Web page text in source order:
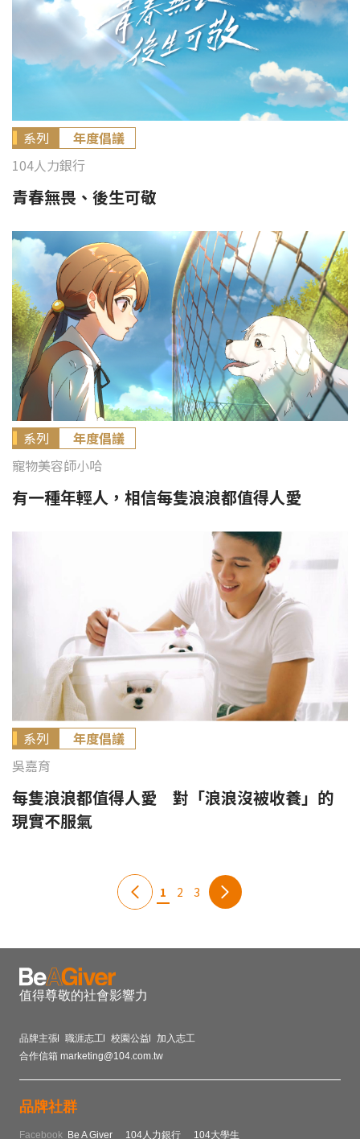
系列
年度倡議
104人力銀行
青春無畏、後生可敬
系列
年度倡議
寵物美容師小哈
有一種年輕人，相信每隻浪浪都值得人愛
系列
年度倡議
吳嘉育
每隻浪浪都值得人愛 對「浪浪沒被收養」的
現實不服氣
1 2 3
值得尊敬的社會影響力
品牌主張 職涯志工 校園公益
加入志工
合作信箱 marketing@104.com.tw
品牌社群
Facebook Be A Giver 104人力銀行 104大學生